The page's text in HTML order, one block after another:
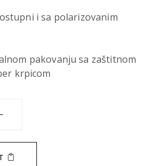
i sa polarizovanim
pakovanju sa zaštitnom
krpicom